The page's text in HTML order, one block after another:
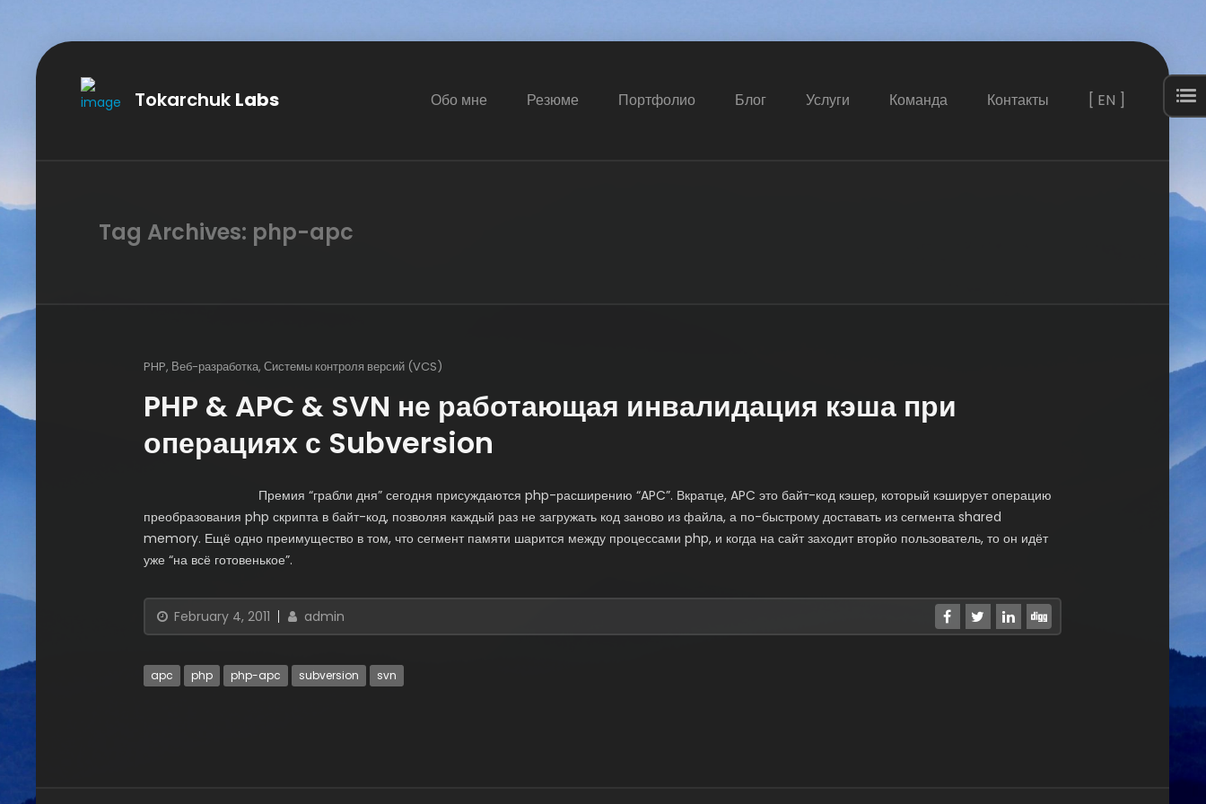
Tokarchuk Labs Обо мне Резюме Портфолио Блог Услуги Команда Контакты [ EN ]
Tag Archives: php-apc
PHP, Веб-разработка,Системы контроля версий (VCS)
PHP & APC & SVN не работающая инвалидация кэша при
операциях с Subversion
Премия “грабли дня” сегодня присуждаются php-расширению “APC”. Вкратце, APC это байт-код кэшер, который кэширует операцию
преобразования php скрипта в байт-код, позволяя каждый раз не загружать код заново из файла, а по-быстрому доставать из сегмента shared
memory. Ещё одно преимущество в том, что сегмент памяти шарится между процессами php, и когда на сайт заходит вторйо пользователь, то он идёт
уже “на всё готовенькое”.
February 4, 2011 admin
apc php php-apc subversion svn